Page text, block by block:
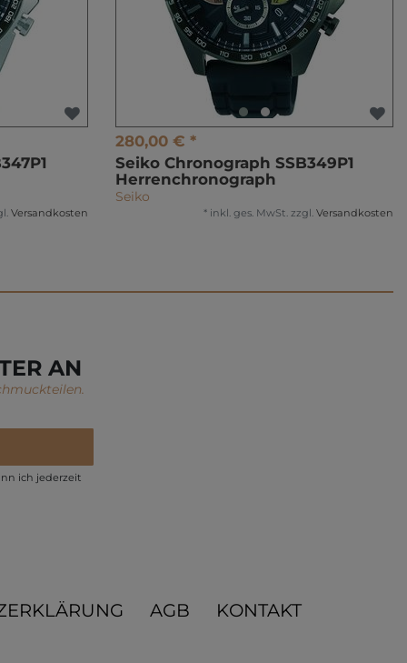
Versandkosten
280,00 € *
Seiko Chronograph SSB349P1
Herrenchronograph
Seiko
* inkl. ges. MwSt. zzgl. Versandkosten
AN
ich jederzeit
AGB KONTAKT